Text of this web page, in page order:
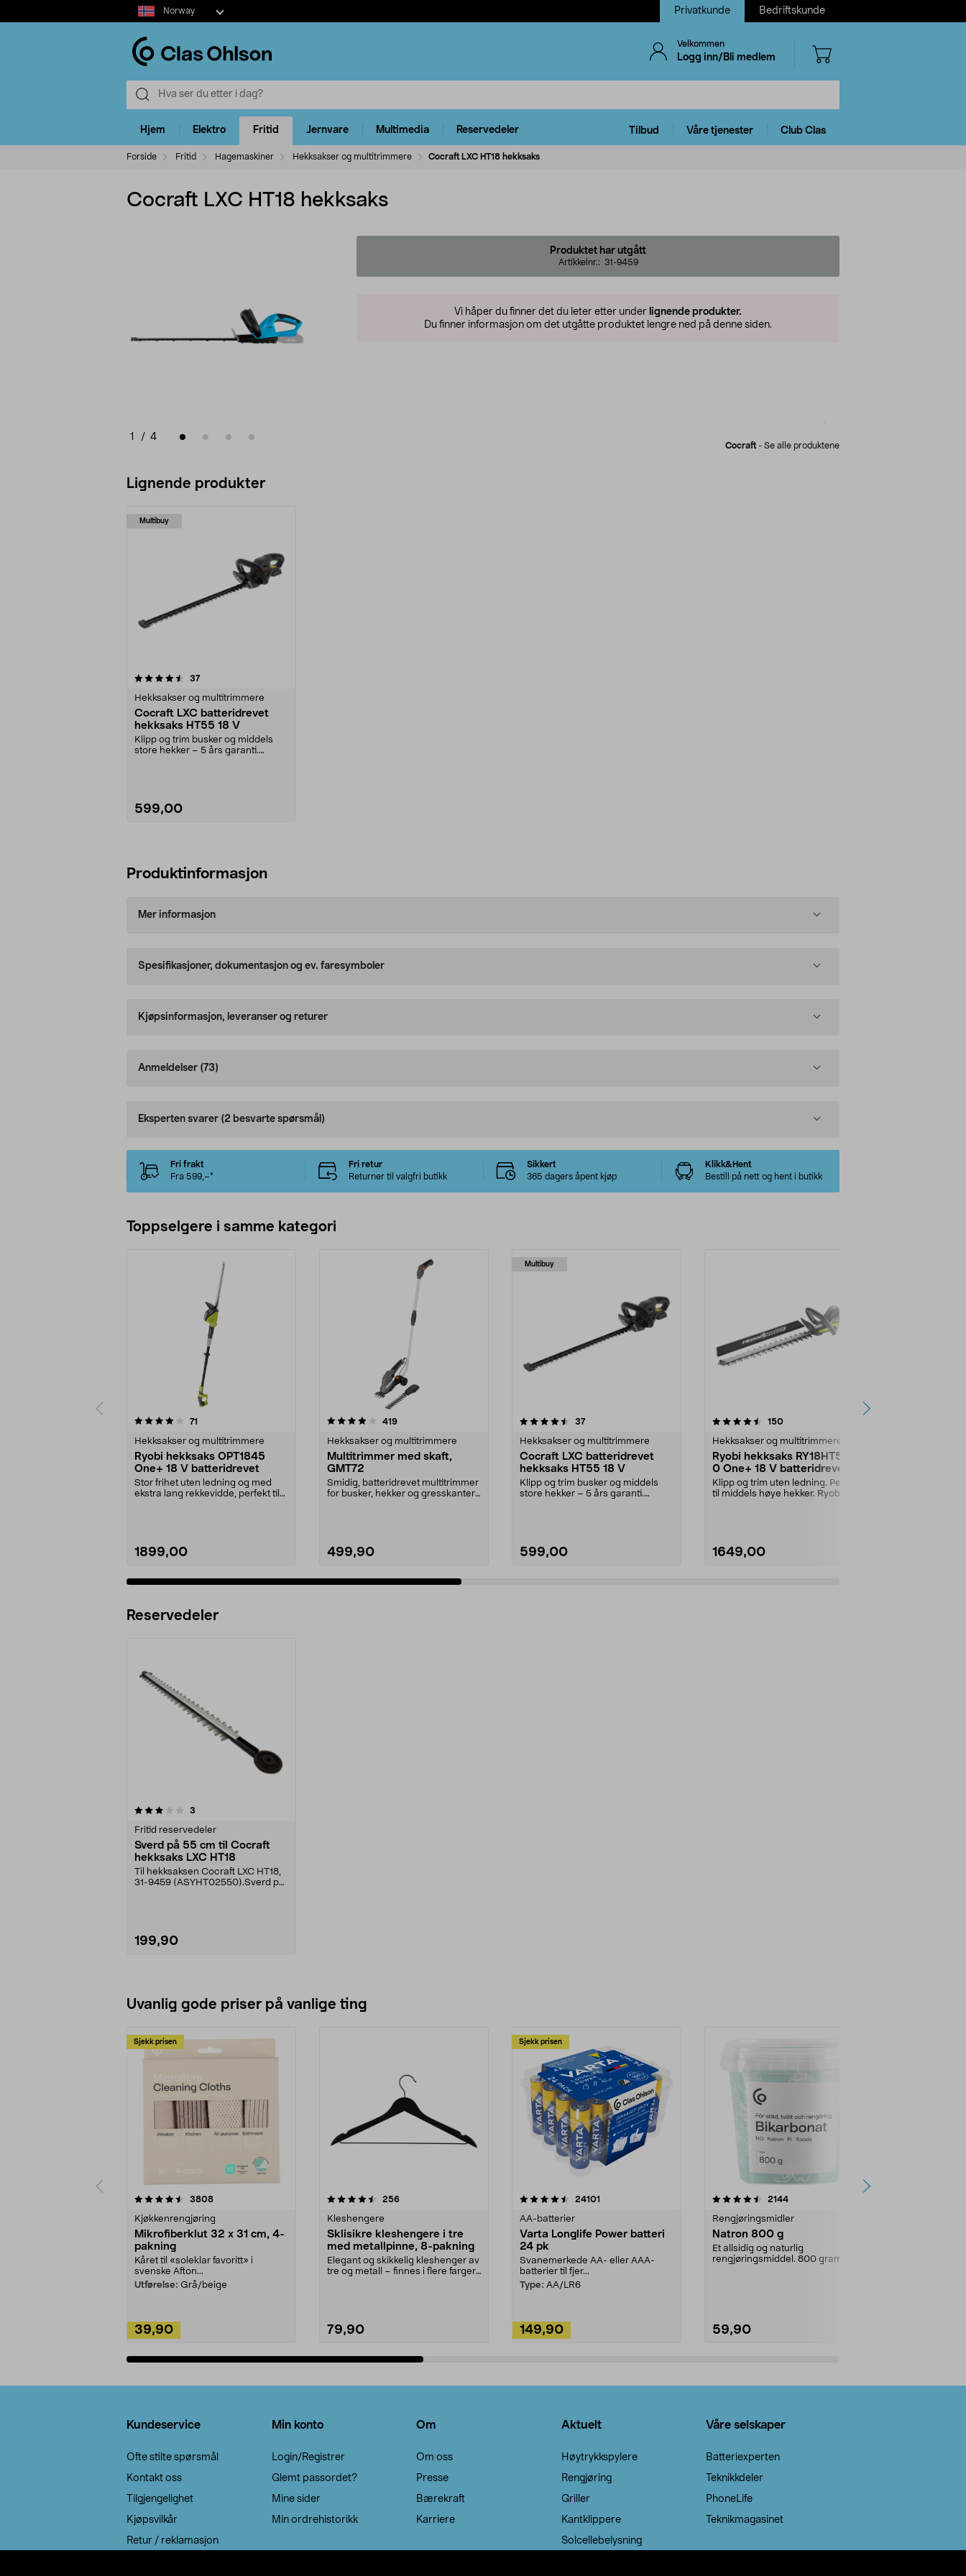
Select
market
Norway Privatkunde Bedriftskunde
Velkommen
Logg inn/Bli medlem
Hjem Elektro Fritid Jernvare Multimedia Reservedeler Tilbud Våre tjenester Club Clas
Forside Fritid Hagemaskiner Hekksakser og multitrimmere Cocraft LXC HT18 hekksaks
Cocraft LXC HT18 hekksaks
1 / 4
Produktet har utgått
Artikkelnr.: 31-9459
Vi håper du finner det du leter etter under lignende produkter.
Du finner informasjon om det utgåtte produktet lengre ned på denne siden.
Cocraft - Se alle produktene
Lignende produkter
Multibuy
37anmeldelser
Hekksakser og multitrimmere
Cocraft LXC batteridrevet
hekksaks HT55 18 V
Klipp og trim busker og middels
store hekker – 5 års garanti.
599,00
Produktinformasjon
Mer informasjon
Spesifikasjoner, dokumentasjon og ev. faresymboler
Kjøpsinformasjon, leveranser og returer
Anmeldelser (73)
Eksperten svarer (2 besvarte spørsmål)
Fri frakt
Fra 599,–*
Fri retur
Returner til valgfri butikk
Sikkert
365 dagers åpent kjøp
Klikk&Hent
Bestill på nett og hent i butikk
Toppselgere i samme kategori
71
Hekksakser og multitrimmere
Ryobi hekksaks OPT1845
One+ 18 V batteridrevet
Stor frihet uten ledning og med
ekstra lang rekkevidde, perfekt til
1899,00
4.0 av 5 stjerner 419anmeldelser
Hekksakser og multitrimmere
Multitrimmer med skaft,
GMT72
Smidig, batteridrevet multitrimmer
for busker, hekker og gresskanter.
499,90
Multibuy
4.5 av 5 stjerner 37anmeldelser
Hekksakser og multitrimmere
Cocraft LXC batteridrevet
hekksaks HT55 18 V
Klipp og trim busker og middels
store hekker – 5 års garanti.
599,00
4.5 av 5 stjerner 150anmeldelser
Hekksakser og multitrimmere
Ryobi hekksaks RY18HT50A-
0 One+ 18 V batteridrevet
Klipp og trim uten ledning. Perfekt
til middels høye hekker. Ryobi
1649,00
4.5 av 5 stjerner
Reservedeler
3
Fritid reservedeler
Sverd på 55 cm til Cocraft
hekksaks LXC HT18
Til hekksaksen Cocraft LXC HT18,
31-9459 (ASYHT02550).Sverd på
199,90
Uvanlig gode priser på vanlige ting
Sjekk prisen
3808anmeldelser
Kjøkkenrengjøring
Mikrofiberklut 32 x 31 cm, 4-
pakning
Kåret til «soleklar favoritt» i
svenske Afton...
Utførelse: Grå/beige
39,90
4.5av 5 stjerner 256anmeldelser
Kleshengere
Sklisikre kleshengere i tre
med metallpinne, 8-pakning
Elegant og skikkelig kleshenger av
tre og metall – finnes i flere farger.
79,90
Sjekk prisen
4.5av 5 stjerner 24101
AA-batterier
Varta Longlife Power batteri
24 pk
Svanemerkede AA- eller AAA-
batterier til fjer...
Type: AA/LR6
149,90
4.5av 5 stjerner 2144anmeldelser
Rengjøringsmidler
Natron 800 g
Et allsidig og naturlig
rengjøringsmiddel. 800 gram
59,90
4.0av 5 stjerner
Kundeservice
Ofte stilte spørsmål
Kontakt oss
Tilgjengelighet
Kjøpsvilkår
Retur / reklamasjon
Min konto
Login/Registrer
Glemt passordet?
Mine sider
Min ordrehistorikk
Om
Om oss
Presse
Bærekraft
Karriere
Aktuelt
Høytrykkspylere
Rengjøring
Griller
Kantklippere
Solcellebelysning
Våre selskaper
Batteriexperten
Teknikkdeler
PhoneLife
Teknikmagasinet